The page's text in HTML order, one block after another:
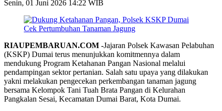
Senin, 01 Juni 2026 14:22 WIB
RIAUPEMBARUAN.COM -Jajaran Polsek Kawasan Pelabuhan
(KSKP) Dumai terus menunjukkan komitmennya dalam
mendukung Program Ketahanan Pangan Nasional melalui
pendampingan sektor pertanian. Salah satu upaya yang dilakukan
yakni melakukan pengecekan perkembangan tanaman jagung
bersama Kelompok Tani Tuah Brata Pangan di Kelurahan
Pangkalan Sesai, Kecamatan Dumai Barat, Kota Dumai.